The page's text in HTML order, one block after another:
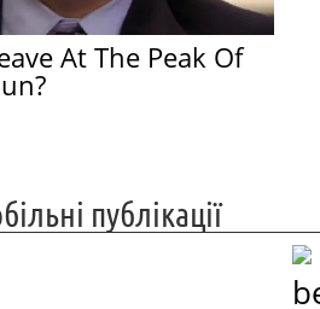
At The Peak Of
публікації